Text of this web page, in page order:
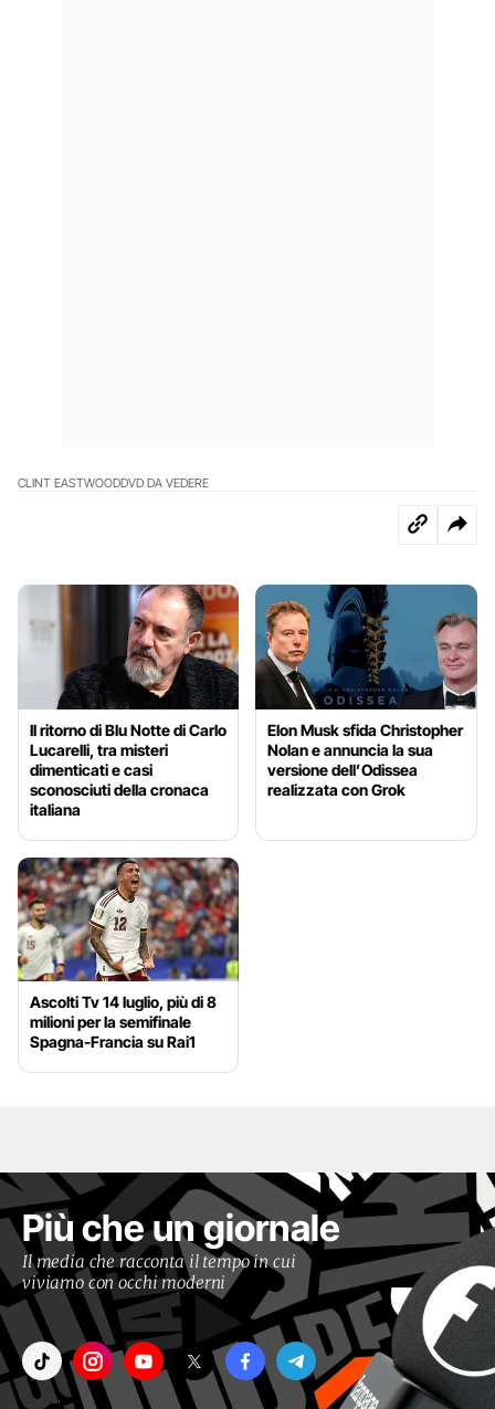
CLINT EASTWOODDVD DA VEDERE
Il ritorno di Blu Notte di Carlo
Lucarelli, tra misteri
dimenticati e casi
sconosciuti della cronaca
italiana
Elon Musk sfida Christopher
Nolan e annuncia la sua
versione dell’Odissea
realizzata con Grok
Ascolti Tv 14 luglio, più di 8
milioni per la semifinale
Spagna-Francia su Rai1
Più che un giornale
Il media che racconta il tempo in cui
viviamo con occhi moderni